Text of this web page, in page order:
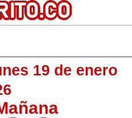
19 de enero